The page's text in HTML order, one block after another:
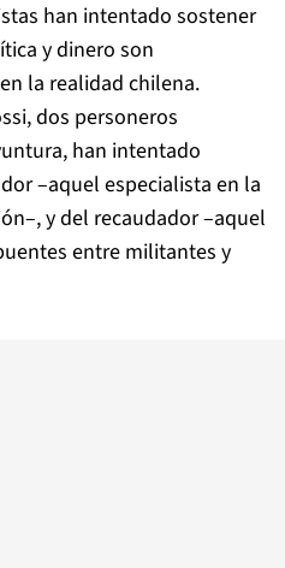
han intentado sostener
y dinero son
la realidad chilena.
dos personeros
han intentado
–aquel especialista en la
y del recaudador –aquel
entre militantes y